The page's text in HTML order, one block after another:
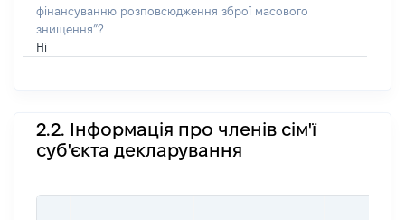
фінансуванню розповсюдження зброї масового
знищення”?
Ні
2.2. Інформація про членів сім'ї
суб'єкта декларування